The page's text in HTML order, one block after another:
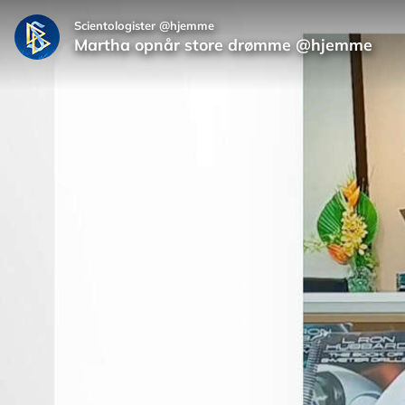
Scientologister @hjemme
Martha opnår store drømme @hjemme